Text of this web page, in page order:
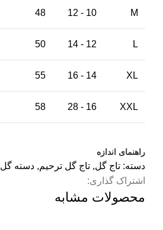
M
10 - 12
48
L
12 - 14
50
XL
14 - 16
55
XXL
16 - 28
58
راهنمای اندازه
دسته: تاج گل, تاج گل ترحیم, دسته گل
اشتراک گذاری:
محصولات مشابه